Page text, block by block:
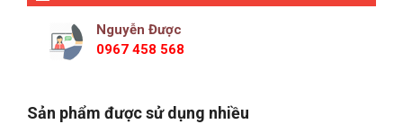
Nguyễn Được
0967 458 568
Sản phẩm được sử dụng nhiều